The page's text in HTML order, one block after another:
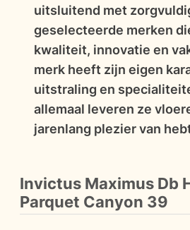
uitsluitend met
geselecteerde merken
kwaliteit, innovatie en
merk heeft zijn eigen
uitstraling en
allemaal leveren ze
jarenlang plezier van
Invictus Maximus Db
Parquet Canyon 39